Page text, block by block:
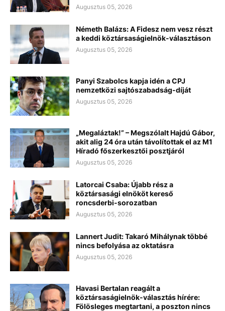
Augusztus 05, 2026
Németh Balázs: A Fidesz nem vesz részt
a keddi köztársaságielnök-választáson
Augusztus 05, 2026
Panyi Szabolcs kapja idén a CPJ
nemzetközi sajtószabadság-díját
Augusztus 05, 2026
„Megaláztak!” – Megszólalt Hajdú Gábor,
akit alig 24 óra után távolítottak el az M1
Híradó főszerkesztői posztjáról
Augusztus 05, 2026
Latorcai Csaba: Újabb rész a
köztársasági elnököt kereső
roncsderbi-sorozatban
Augusztus 05, 2026
Lannert Judit: Takaró Mihálynak többé
nincs befolyása az oktatásra
Augusztus 05, 2026
Havasi Bertalan reagált a
köztársaságielnök-választás hírére:
Fölösleges megtartani, a poszton nincs